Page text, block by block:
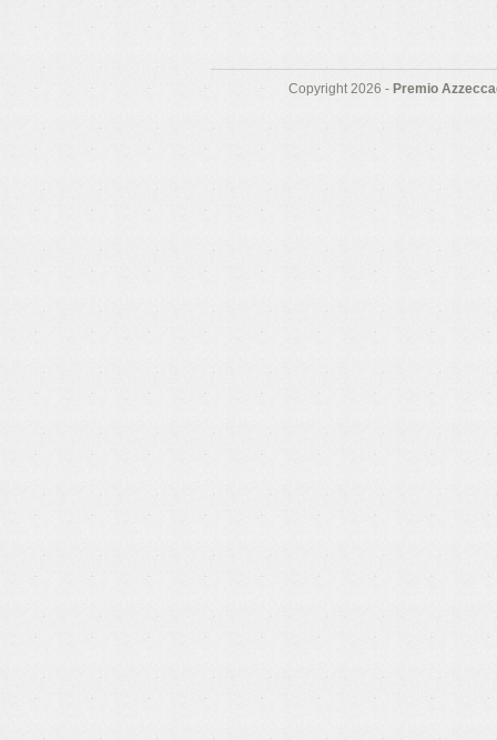
Copyright 2026 - Premio